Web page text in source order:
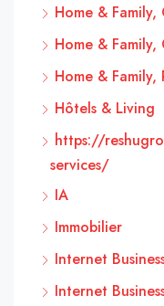
Home & Family,
Home &
Home & Family,
Hôtels & Living
https://
services/
IA
Immobilier
Internet
Internet